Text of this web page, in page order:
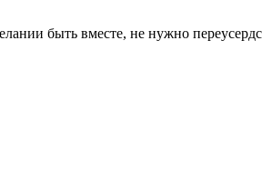
быть вместе, не нужно